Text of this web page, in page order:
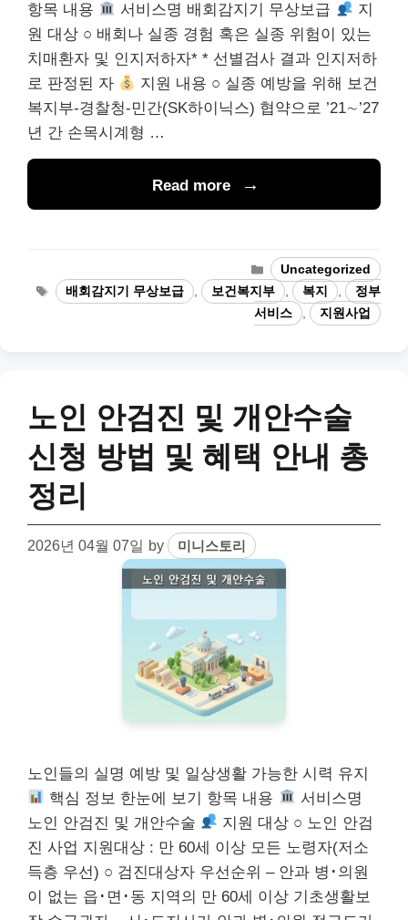
항목 내용
서비스명 배회감지기 무상보급
지
원 대상 ○ 배회나 실종 경험 혹은 실종 위험이 있는
치매환자 및 인지저하자* * 선별검사 결과 인지저하
로 판정된 자
지원 내용 ○ 실종 예방을 위해 보건
복지부-경찰청-민간(SK하이닉스) 협약으로 ’21∼’27
년 간 손목시계형 …
Read more
Categories
Uncategorized
Tags
배회감지기 무상보급 , 보건복지부 , 복지 ,
정부
서비스
, 지원사업
노인 안검진 및 개안수술
신청 방법 및 혜택 안내 총
정리
2026년 04월 07일 by 미니스토리
노인들의 실명 예방 및 일상생활 가능한 시력 유지
핵심 정보 한눈에 보기 항목 내용
서비스명
노인 안검진 및 개안수술
지원 대상 ○ 노인 안검
진 사업 지원대상 : 만 60세 이상 모든 노령자(저소
득층 우선) ○ 검진대상자 우선순위 – 안과 병･의원
이 없는 읍･면･동 지역의 만 60세 이상 기초생활보